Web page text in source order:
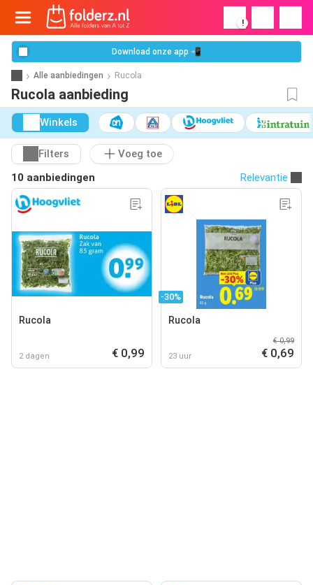
!
Download onze app 📲
Alle aanbiedingen Rucola
Rucola aanbieding
Winkels
Filters
Voeg toe
10 aanbiedingen
Relevantie
Rucola
2 dagen € 0,99
-30%
Rucola
23 uur
€ 0,99
€ 0,69